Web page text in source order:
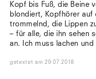
Kopf bis Fuß, die Beine
blondiert, Kopfhörer auf
trommelnd, die Lippen
– für alle, die ihn sehen
an. Ich muss lachen und
getextet am29.07.2018